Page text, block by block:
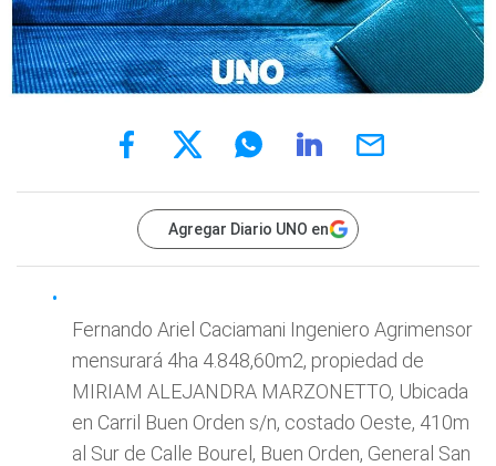
Agregar Diario UNO en
Fernando Ariel Caciamani Ingeniero Agrimensor
mensurará 4ha 4.848,60m2, propiedad de
MIRIAM ALEJANDRA MARZONETTO, Ubicada
en Carril Buen Orden s/n, costado Oeste, 410m
al Sur de Calle Bourel, Buen Orden, General San